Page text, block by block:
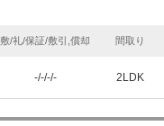
敷/礼/保証/敷引,償却 間取り
-/-/-/- 2LDK